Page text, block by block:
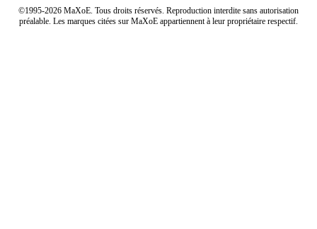
©1995-2026 MaXoE. Tous droits réservés. Reproduction interdite sans autorisation
préalable. Les marques citées sur MaXoE appartiennent à leur propriétaire respectif.